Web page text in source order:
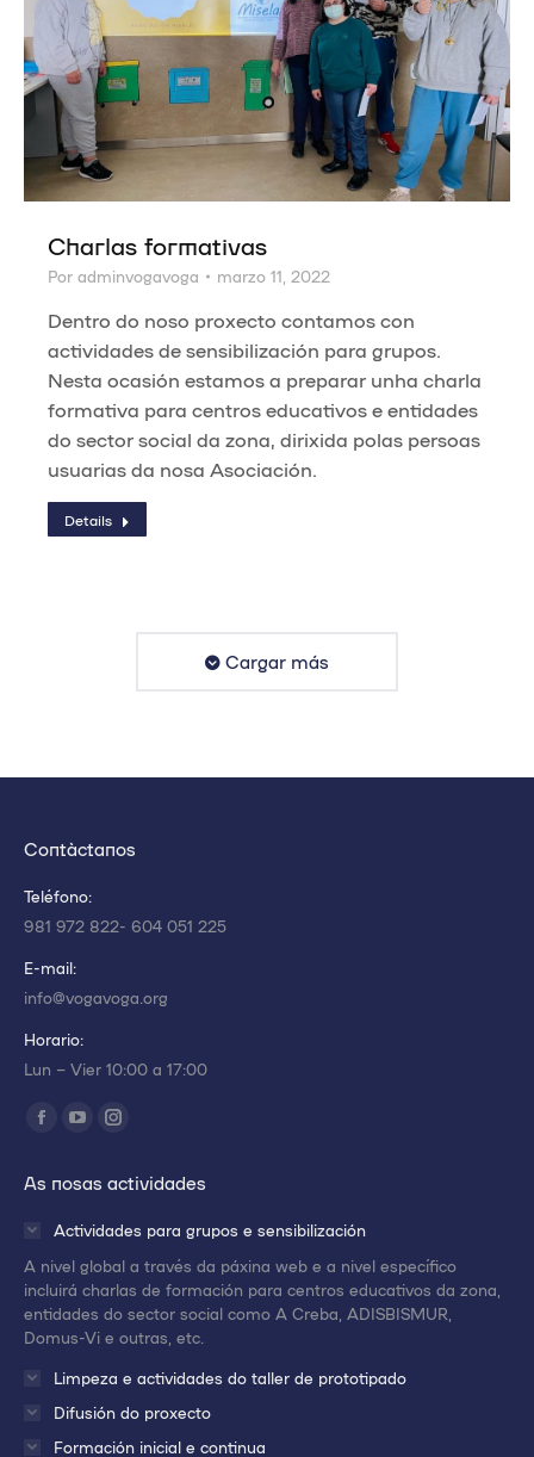
Charlas formativas
Por adminvogavoga marzo 11, 2022
Dentro do noso proxecto contamos con
actividades de sensibilización para grupos.
Nesta ocasión estamos a preparar unha charla
formativa para centros educativos e entidades
do sector social da zona, dirixida polas persoas
usuarias da nosa Asociación.
Details
Cargar más
Contáctanos
Teléfono:
981 972 822- 604 051 225
E-mail:
info@vogavoga.org
Horario:
Lun – Vier 10:00 a 17:00
Encuéntranos en:
Abrir
en
una
ventana/pestaña
Abrir
en
una
ventana/pestaña
Abrir
en
una
ventana/pestaña
As nosas actividades
Actividades para grupos e sensibilización
A nivel global a través da páxina web e a nivel específico
incluirá charlas de formación para centros educativos da zona,
entidades do sector social como A Creba, ADISBISMUR,
Domus-Vi e outras, etc.
Limpeza e actividades do taller de prototipado
Difusión do proxecto
Formación inicial e continua